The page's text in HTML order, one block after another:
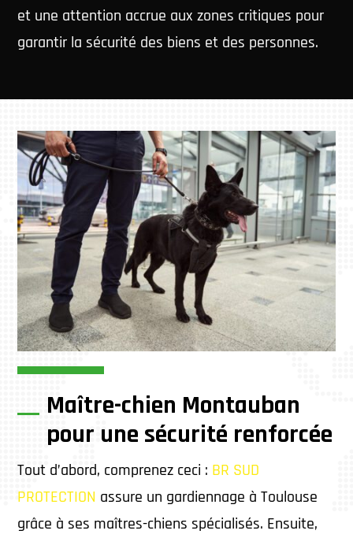
et une attention accrue aux zones critiques pour
garantir la sécurité des biens et des personnes.
Maître-chien Montauban
pour une sécurité renforcée
Tout d’abord, comprenez ceci : BR SUD
PROTECTION assure un gardiennage à Toulouse
grâce à ses maîtres-chiens spécialisés. Ensuite,